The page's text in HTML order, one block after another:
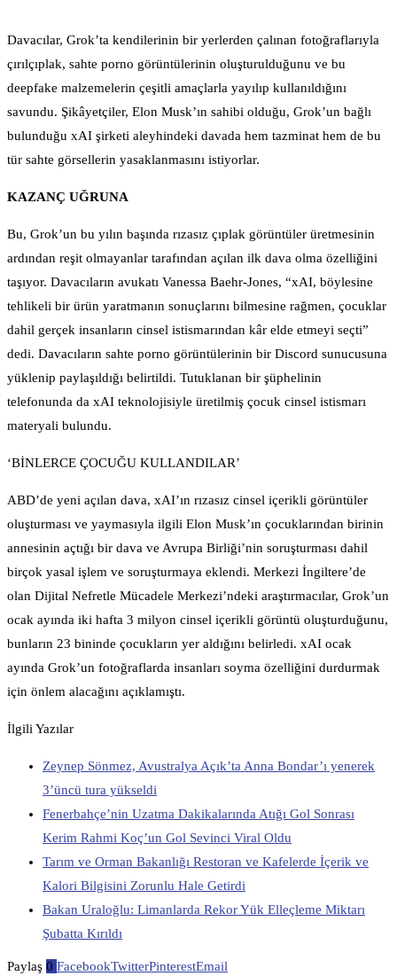
Davacılar, Grok’ta kendilerinin bir yerlerden çalınan fotoğraflarıyla
çırılçıplak, sahte porno görüntülerinin oluşturulduğunu ve bu
deepfake malzemelerin çeşitli amaçlarla yayılıp kullanıldığını
savundu. Şikâyetçiler, Elon Musk’ın sahibi olduğu, Grok’un bağlı
bulunduğu xAI şirketi aleyhindeki davada hem tazminat hem de bu
tür sahte görsellerin yasaklanmasını istiyorlar.
KAZANÇ UĞRUNA
Bu, Grok’un bu yılın başında rızasız çıplak görüntüler üretmesinin
ardından reşit olmayanlar tarafından açılan ilk dava olma özelliğini
taşıyor. Davacıların avukatı Vanessa Baehr-Jones, “xAI, böylesine
tehlikeli bir ürün yaratmanın sonuçlarını bilmesine rağmen, çocuklar
dahil gerçek insanların cinsel istismarından kâr elde etmeyi seçti”
dedi. Davacıların sahte porno görüntülerinin bir Discord sunucusuna
yüklenip paylaşıldığı belirtildi. Tutuklanan bir şüphelinin
telefonunda da xAI teknolojisiyle üretilmiş çocuk cinsel istismarı
materyali bulundu.
‘BİNLERCE ÇOCUĞU KULLANDILAR’
ABD’de yeni açılan dava, xAI’ın rızasız cinsel içerikli görüntüler
oluşturması ve yaymasıyla ilgili Elon Musk’ın çocuklarından birinin
annesinin açtığı bir dava ve Avrupa Birliği’nin soruşturması dahil
birçok yasal işlem ve soruşturmaya eklendi. Merkezi İngiltere’de
olan Dijital Nefretle Mücadele Merkezi’ndeki araştırmacılar, Grok’un
ocak ayında iki hafta 3 milyon cinsel içerikli görüntü oluşturduğunu,
bunların 23 bininde çocukların yer aldığını belirledi. xAI ocak
ayında Grok’un fotoğraflarda insanları soyma özelliğini durdurmak
için önlem alacağını açıklamıştı.
İlgili Yazılar
Zeynep Sönmez, Avustralya Açık’ta Anna Bondar’ı yenerek
3’üncü tura yükseldi
Fenerbahçe’nin Uzatma Dakikalarında Atığı Gol Sonrası
Kerim Rahmi Koç’un Gol Sevinci Viral Oldu
Tarım ve Orman Bakanlığı Restoran ve Kafelerde İçerik ve
Kalori Bilgisini Zorunlu Hale Getirdi
Bakan Uraloğlu: Limanlarda Rekor Yük Elleçleme Miktarı
Şubatta Kırıldı
Paylaş 0 FacebookTwitterPinterestEmail